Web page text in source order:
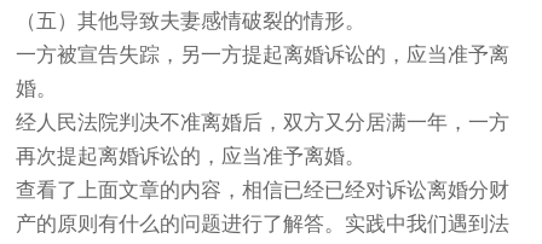
（五）其他导致夫妻感情破裂的情形。
一方被宣告失踪，另一方提起离婚诉讼的，应当准予离
婚。
经人民法院判决不准离婚后，双方又分居满一年，一方
再次提起离婚诉讼的，应当准予离婚。
查看了上面文章的内容，相信已经已经对诉讼离婚分财
产的原则有什么的问题进行了解答。实践中我们遇到法